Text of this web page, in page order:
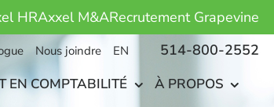
HRAxxel M&ARecrutement Grapevine
514-800-2552
Nous joindre EN
EN COMPTABILITÉ À PROPOS